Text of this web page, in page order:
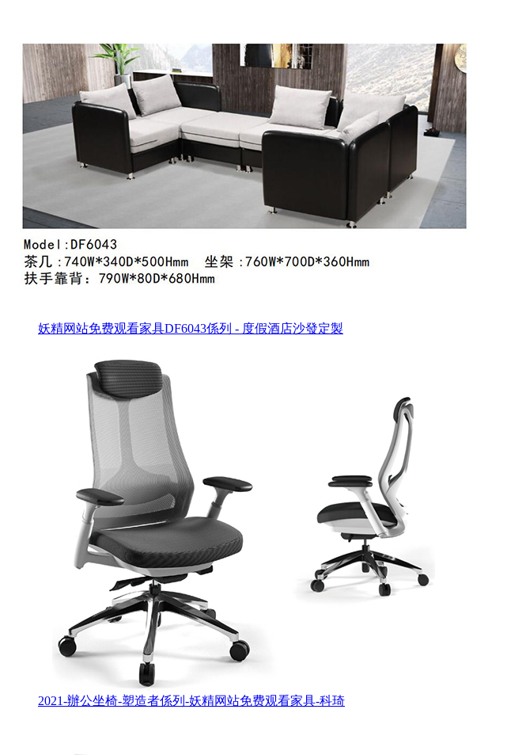
妖精网站免费观看家具DF6043係列 - 度假酒店沙發定製
2021-辦公坐椅-塑造者係列-妖精网站免费观看家具-科琦